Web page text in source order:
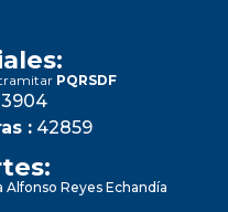
PQRSDF
: 42859
Alfonso Reyes Echandía